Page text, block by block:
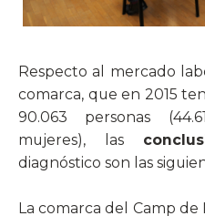
Respecto al mercado
comarca, que en 2015
90.063 personas
mujeres), las
diagnóstico son las
La comarca del Camp